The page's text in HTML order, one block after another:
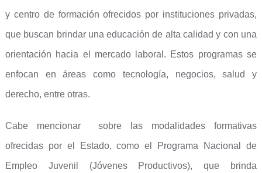
y centro de formación ofrecidos por instituciones privadas,
que buscan brindar una educación de alta calidad y con una
orientación hacia el mercado laboral. Estos programas se
enfocan en áreas como tecnología, negocios, salud y
derecho, entre otras.
Cabe mencionar sobre las modalidades formativas
ofrecidas por el Estado, como el Programa Nacional de
Empleo Juvenil (Jóvenes Productivos), que brinda